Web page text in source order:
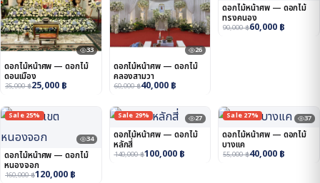
33
ดอกไม้หน้าศพ — ดอกไม้
ดอนเมือง
35,000฿25,000 ฿
26
ดอกไม้หน้าศพ — ดอกไม้
คลองสามวา
60,000฿40,000 ฿
ดอกไม้หน้าศพ — ดอกไม้
ทรงคนอง
90,000฿60,000 ฿
Sale 25%
34
ดอกไม้หน้าศพ — ดอกไม้
หนองจอก
160,000฿120,000 ฿
Sale 29% 27
ดอกไม้หน้าศพ — ดอกไม้
หลักสี่
140,000฿100,000 ฿
Sale 27% 37
ดอกไม้หน้าศพ — ดอกไม้
บางแค
55,000฿40,000 ฿